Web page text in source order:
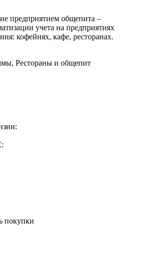
предприятием общепита –
учета на предприятиях
кофейнях, кафе, ресторанах.
Рестораны и общепит
покупки